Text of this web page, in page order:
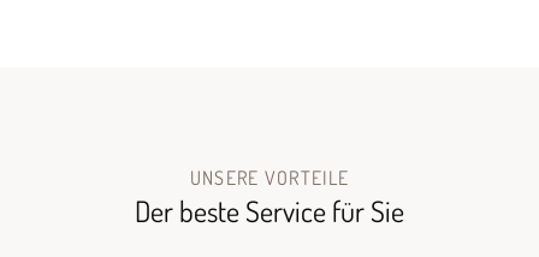
UNSERE VORTEILE
Der beste Service für Sie